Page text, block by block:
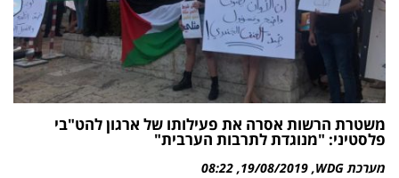
משטרת הרשות אסרה את פעילותו של ארגון להט"בי
פלסטיני: "מנוגדת לתרבות הערבית"
מערכת WDG 19/08/2019
08:22